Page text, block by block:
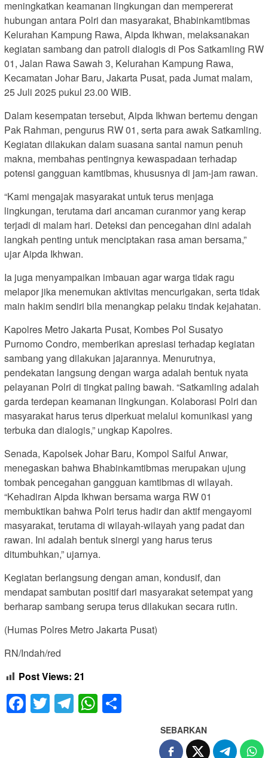
meningkatkan keamanan lingkungan dan mempererat
hubungan antara Polri dan masyarakat, Bhabinkamtibmas
Kelurahan Kampung Rawa, Aipda Ikhwan, melaksanakan
kegiatan sambang dan patroli dialogis di Pos Satkamling RW
01, Jalan Rawa Sawah 3, Kelurahan Kampung Rawa,
Kecamatan Johar Baru, Jakarta Pusat, pada Jumat malam,
25 Juli 2025 pukul 23.00 WIB.
Dalam kesempatan tersebut, Aipda Ikhwan bertemu dengan
Pak Rahman, pengurus RW 01, serta para awak Satkamling.
Kegiatan dilakukan dalam suasana santai namun penuh
makna, membahas pentingnya kewaspadaan terhadap
potensi gangguan kamtibmas, khususnya di jam-jam rawan.
“Kami mengajak masyarakat untuk terus menjaga
lingkungan, terutama dari ancaman curanmor yang kerap
terjadi di malam hari. Deteksi dan pencegahan dini adalah
langkah penting untuk menciptakan rasa aman bersama,”
ujar Aipda Ikhwan.
Ia juga menyampaikan imbauan agar warga tidak ragu
melapor jika menemukan aktivitas mencurigakan, serta tidak
main hakim sendiri bila menangkap pelaku tindak kejahatan.
Kapolres Metro Jakarta Pusat, Kombes Pol Susatyo
Purnomo Condro, memberikan apresiasi terhadap kegiatan
sambang yang dilakukan jajarannya. Menurutnya,
pendekatan langsung dengan warga adalah bentuk nyata
pelayanan Polri di tingkat paling bawah. “Satkamling adalah
garda terdepan keamanan lingkungan. Kolaborasi Polri dan
masyarakat harus terus diperkuat melalui komunikasi yang
terbuka dan dialogis,” ungkap Kapolres.
Senada, Kapolsek Johar Baru, Kompol Saiful Anwar,
menegaskan bahwa Bhabinkamtibmas merupakan ujung
tombak pencegahan gangguan kamtibmas di wilayah.
“Kehadiran Aipda Ikhwan bersama warga RW 01
membuktikan bahwa Polri terus hadir dan aktif mengayomi
masyarakat, terutama di wilayah-wilayah yang padat dan
rawan. Ini adalah bentuk sinergi yang harus terus
ditumbuhkan,” ujarnya.
Kegiatan berlangsung dengan aman, kondusif, dan
mendapat sambutan positif dari masyarakat setempat yang
berharap sambang serupa terus dilakukan secara rutin.
(Humas Polres Metro Jakarta Pusat)
RN/Indah/red
Post Views: 21
Facebook
Twitter
Telegram
WhatsApp
SEBARKAN